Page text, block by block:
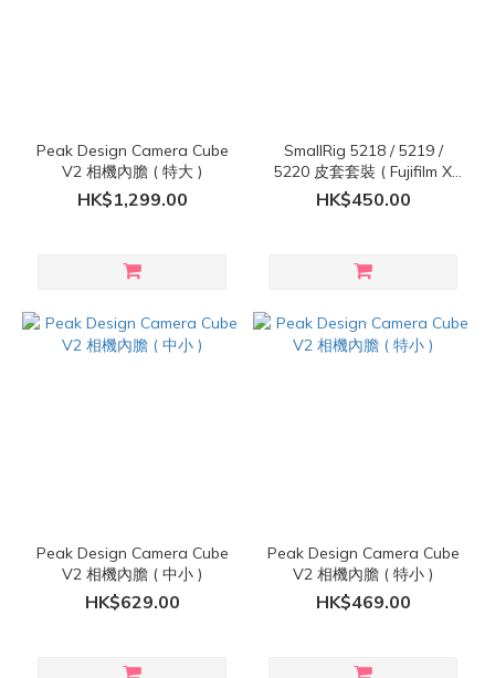
Peak Design Camera Cube
V2 相機內膽 ( 特大 )
HK$1,299.00
SmallRig 5218 / 5219 /
5220 皮套套裝 ( Fujifilm X
half 適用 )
HK$450.00
Peak Design Camera Cube
V2 相機內膽 ( 中小 )
HK$629.00
Peak Design Camera Cube
V2 相機內膽 ( 特小 )
HK$469.00